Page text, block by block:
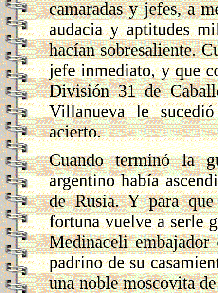
camaradas y jefes, a
audacia y aptitudes
hacían sobresaliente.
jefe inmediato, y que
División 31 de
Villanueva le
acierto.
Cuando terminó la
argentino había
de Rusia. Y para
fortuna vuelve a serle
Medinaceli
padrino de su
una noble moscovita